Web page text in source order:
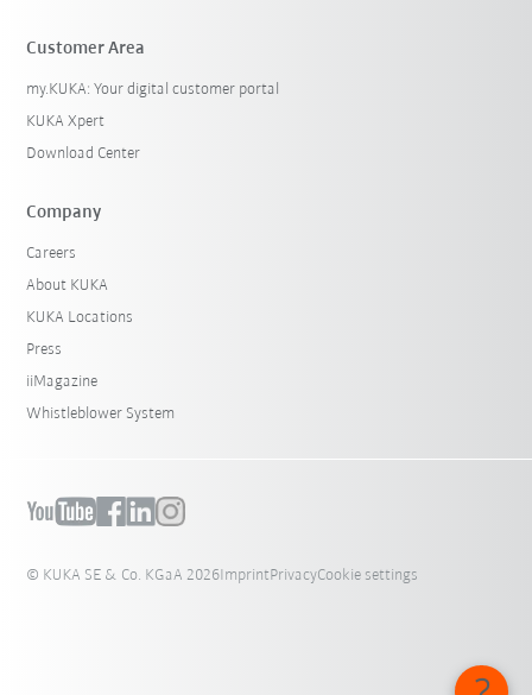
Customer Area
my.KUKA: Your digital customer portal
KUKA Xpert
Download Center
Company
Careers
About KUKA
KUKA Locations
Press
iiMagazine
Whistleblower System
© KUKA SE & Co. KGaA 2026 Imprint PrivacyCookie settings